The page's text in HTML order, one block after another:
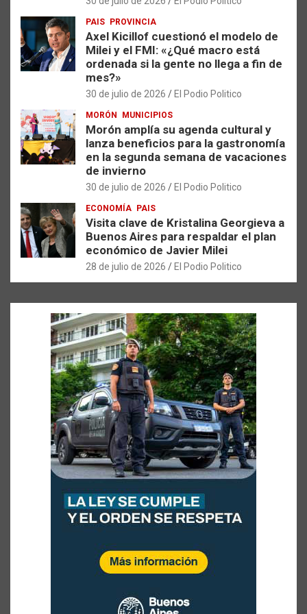
PAIS PROVINCIA
Axel Kicillof cuestionó el modelo de
Milei y el FMI: «¿Qué macro está
ordenada si la gente no llega a fin de
mes?»
30 de julio de 2026 El Podio Politico
MORÓN MUNICIPIOS
Morón amplía su agenda cultural y
lanza beneficios para la gastronomía
en la segunda semana de vacaciones
de invierno
30 de julio de 2026 El Podio Politico
ECONOMÍA PAIS
Visita clave de Kristalina Georgieva a
Buenos Aires para respaldar el plan
económico de Javier Milei
28 de julio de 2026 El Podio Politico